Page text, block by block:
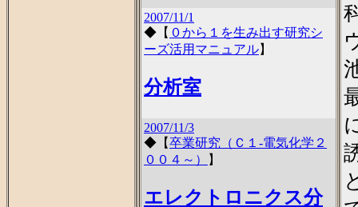
2007/11/1
◆ 【 ０から１を生み出す研究シ
ーズ活用マニュアル】
分析室
2007/11/3
◆ 【卒業研究（Ｃ１-電気化学２
００４～）
】
エレクトロニクス分